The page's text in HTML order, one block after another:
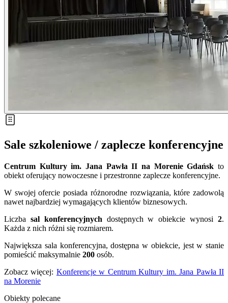
Sale szkoleniowe / zaplecze konferencyjne
Centrum Kultury im. Jana Pawła II na Morenie Gdańsk to
obiekt oferujący nowoczesne i przestronne zaplecze konferencyjne.
W swojej ofercie posiada różnorodne rozwiązania, które zadowolą
nawet najbardziej wymagających klientów biznesowych.
Liczba sal konferencyjnych dostępnych w obiekcie wynosi2.
Każda z nich różni się rozmiarem.
Największa sala konferencyjna, dostępna w obiekcie, jest w stanie
pomieścić maksymalnie 200 osób.
Zobacz więcej: Konferencje w Centrum Kultury im. Jana Pawła II
na Morenie
Obiekty polecane